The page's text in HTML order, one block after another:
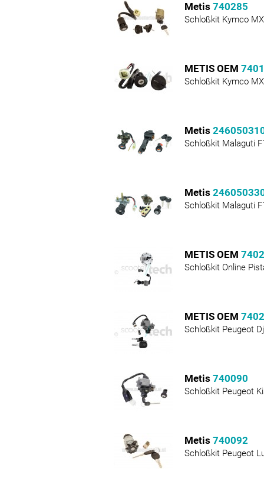
Metis 740285
Schloßkit Kymco
METIS OEM
Schloßkit Kymco
Metis
Schloßkit Malaguti
Metis
Schloßkit Malaguti
METIS OEM
Schloßkit Online
METIS OEM
Schloßkit Peugeot
Metis 740090
Schloßkit Peugeot
Metis 740092
Schloßkit Peugeot